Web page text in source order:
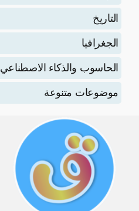
التاريخ
الجغرافيا
الحاسوب والذكاء الاصطناعي
موضوعات متنوعة